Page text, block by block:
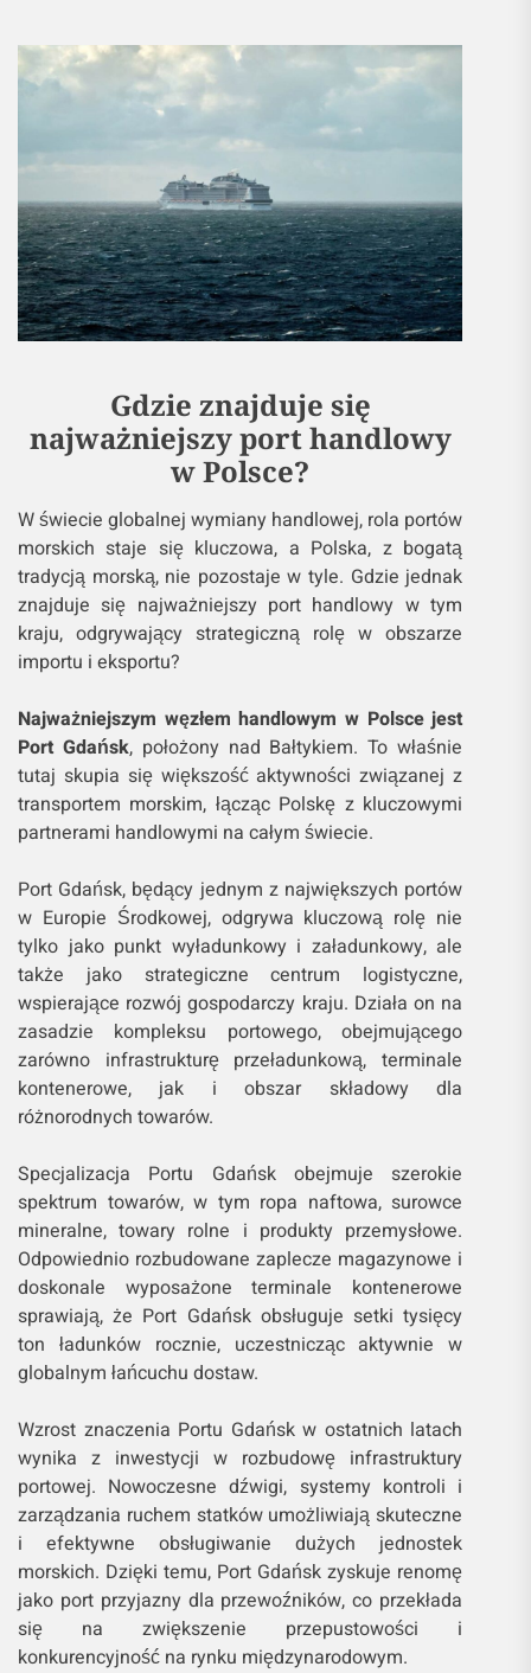
Gdzie znajduje się
najważniejszy port handlowy
w Polsce?
W świecie globalnej wymiany handlowej, rola portów
morskich staje się kluczowa, a Polska, z bogatą
tradycją morską, nie pozostaje w tyle. Gdzie jednak
znajduje się najważniejszy port handlowy w tym
kraju, odgrywający strategiczną rolę w obszarze
importu i eksportu?
Najważniejszym węzłem handlowym w Polsce jest
Port Gdańsk, położony nad Bałtykiem. To właśnie
tutaj skupia się większość aktywności związanej z
transportem morskim, łącząc Polskę z kluczowymi
partnerami handlowymi na całym świecie.
Port Gdańsk, będący jednym z największych portów
w Europie Środkowej, odgrywa kluczową rolę nie
tylko jako punkt wyładunkowy i załadunkowy, ale
także jako strategiczne centrum logistyczne,
wspierające rozwój gospodarczy kraju. Działa on na
zasadzie kompleksu portowego, obejmującego
zarówno infrastrukturę przeładunkową, terminale
kontenerowe, jak i obszar składowy dla
różnorodnych towarów.
Specjalizacja Portu Gdańsk obejmuje szerokie
spektrum towarów, w tym ropa naftowa, surowce
mineralne, towary rolne i produkty przemysłowe.
Odpowiednio rozbudowane zaplecze magazynowe i
doskonale wyposażone terminale kontenerowe
sprawiają, że Port Gdańsk obsługuje setki tysięcy
ton ładunków rocznie, uczestnicząc aktywnie w
globalnym łańcuchu dostaw.
Wzrost znaczenia Portu Gdańsk w ostatnich latach
wynika z inwestycji w rozbudowę infrastruktury
portowej. Nowoczesne dźwigi, systemy kontroli i
zarządzania ruchem statków umożliwiają skuteczne
i efektywne obsługiwanie dużych jednostek
morskich. Dzięki temu, Port Gdańsk zyskuje renomę
jako port przyjazny dla przewoźników, co przekłada
się na zwiększenie przepustowości i
konkurencyjność na rynku międzynarodowym.